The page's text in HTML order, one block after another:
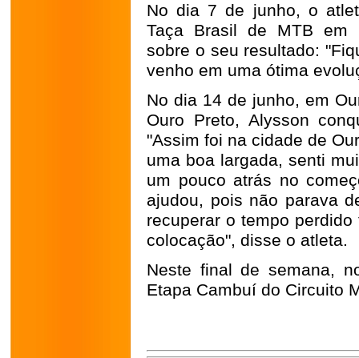
No dia 7 de junho, o
Taça Brasil de MTB em
sobre o seu resultado:
venho em uma ótima
No dia 14 de junho, em
Ouro Preto, Alysson
"Assim foi na cidade de
uma boa largada, senti
um pouco atrás no
ajudou, pois não parava
recuperar o tempo
colocação", disse o atleta.
Neste final de semana,
Etapa Cambuí do Circuito